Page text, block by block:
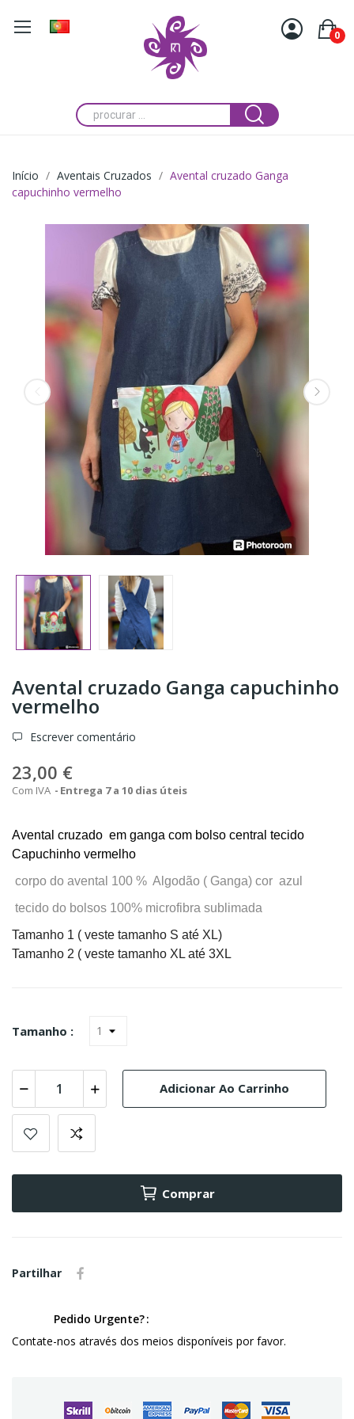
0
Início Aventais Cruzados
Avental cruzado Ganga
capuchinho vermelho
Avental cruzado Ganga capuchinho
vermelho
Escrever comentário
23,00 €
Com IVA Entrega 7 a 10 dias úteis
Avental cruzado em ganga com bolso central tecido
Capuchinho vermelho
corpo do avental 100 % Algodão ( Ganga) cor azul
tecido do bolsos 100% microfibra sublimada
Tamanho 1 ( veste tamanho S até XL)
Tamanho 2 ( veste tamanho XL até 3XL
Tamanho :
Adicionar Ao Carrinho
Comprar
Partilhar
Pedido Urgente?
Contate-nos através dos meios disponíveis por favor.